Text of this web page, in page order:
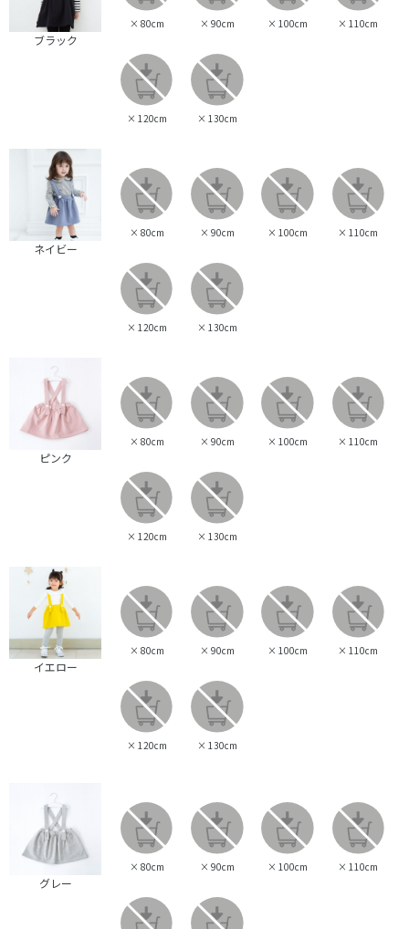
ブラック
× 80cm × 90cm × 100cm × 110cm
× 120cm × 130cm
ネイビー
× 80cm × 90cm × 100cm × 110cm
× 120cm × 130cm
ピンク
× 80cm × 90cm × 100cm × 110cm
× 120cm × 130cm
イエロー
× 80cm × 90cm × 100cm × 110cm
× 120cm × 130cm
グレー
× 80cm × 90cm × 100cm × 110cm